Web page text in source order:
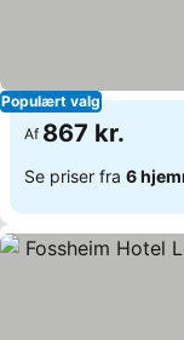
Populært valg
Af 867 kr.
Se priser fra 6